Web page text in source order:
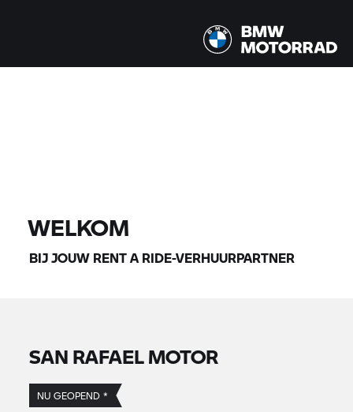
WELKOM
BIJ JOUW RENT A RIDE-VERHUURPARTNER
SAN RAFAEL MOTOR
NU GEOPEND *